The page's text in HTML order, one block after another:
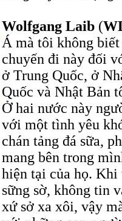
Wolfgang Laib (
Á mà tôi không
chuyến đi này đối
ở Trung Quốc, ở
Quốc và Nhật Bản
Ở hai nước này
với một tình yêu
chán tảng đá sữa,
mang bên trong
hiện tại của họ.
sững sờ, không tin
xứ sở xa xôi, vậy